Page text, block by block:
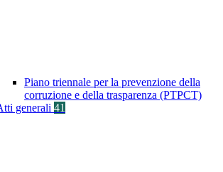
Piano triennale per la prevenzione della
corruzione e della trasparenza (PTPCT)
generali 41